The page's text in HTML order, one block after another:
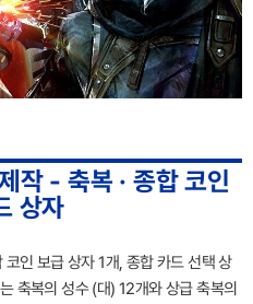
작 - 축복 · 종합 코인
상자
인 보급 상자 1개, 종합 카드 선택 상
축복의 성수 (대) 12개와 상급 축복의